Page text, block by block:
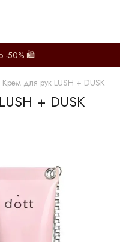
-50% 🛍️
для рук LUSH + DUSK
+ DUSK